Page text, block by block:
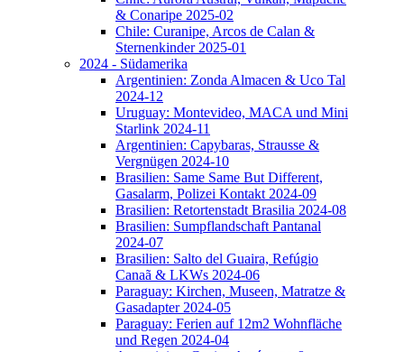
& Conaripe 2025-02
Chile: Curanipe, Arcos de Calan &
Sternenkinder 2025-01
2024 - Südamerika
Argentinien: Zonda Almacen & Uco Tal
2024-12
Uruguay: Montevideo, MACA und Mini
Starlink 2024-11
Argentinien: Capybaras, Strausse &
Vergnügen 2024-10
Brasilien: Same Same But Different,
Gasalarm, Polizei Kontakt 2024-09
Brasilien: Retortenstadt Brasilia 2024-08
Brasilien: Sumpflandschaft Pantanal
2024-07
Brasilien: Salto del Guaira, Refúgio
Canaã & LKWs 2024-06
Paraguay: Kirchen, Museen, Matratze &
Gasadapter 2024-05
Paraguay: Ferien auf 12m2 Wohnfläche
und Regen 2024-04